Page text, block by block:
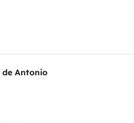
de Antonio